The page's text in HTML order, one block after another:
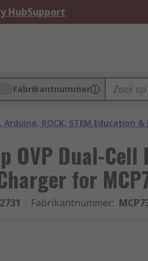
HubSupport
Fabrikantnummer
Arduino, ROCK, STEM Education
OVP Dual-
for
Fabrikantnummer: